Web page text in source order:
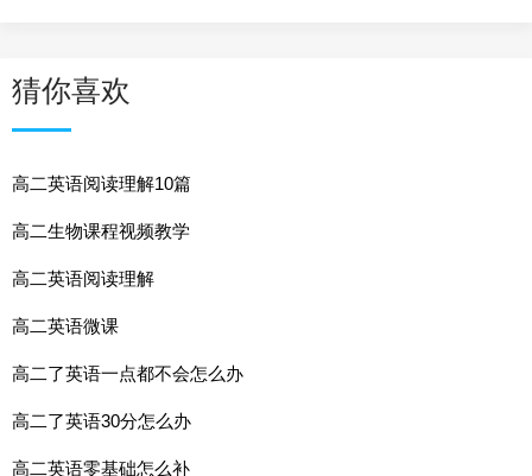
猜你喜欢
高二英语阅读理解10篇
高二生物课程视频教学
高二英语阅读理解
高二英语微课
高二了英语一点都不会怎么办
高二了英语30分怎么办
高二英语零基础怎么补